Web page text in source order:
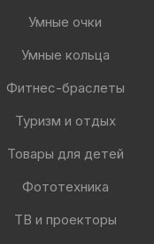
Умные очки
Умные кольца
Фитнес-браслеты
Туризм и отдых
Товары для детей
Фототехника
ТВ и проекторы